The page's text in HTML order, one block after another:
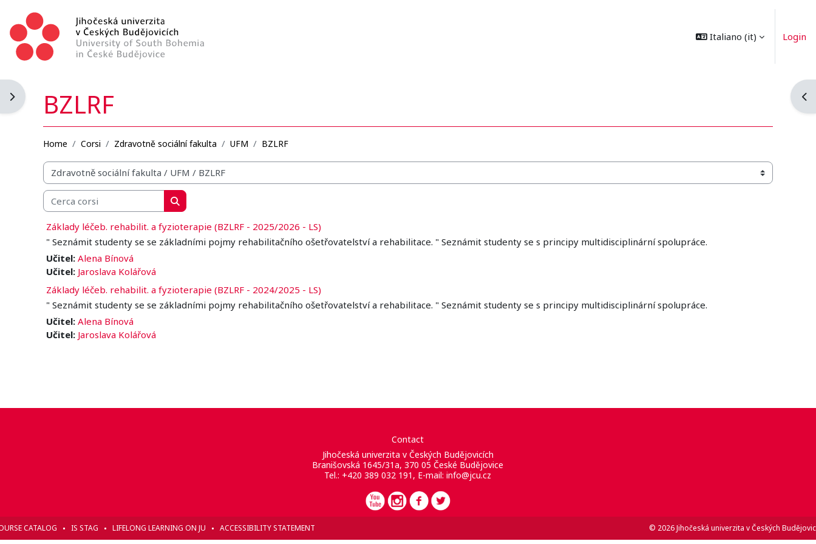
Italiano ‎(it)‎ Login
Apri il cassetto del blocco
BZLRF
Home Corsi Zdravotně sociální fakulta UFM BZLRF
Categorie di corso
Cerca corsi
Cerca corsi
Základy léčeb. rehabilit. a fyzioterapie (BZLRF - 2025/2026 - LS)
" Seznámit studenty se se základními pojmy rehabilitačního ošetřovatelství a rehabilitace. " Seznámit studenty se s principy multidisciplinární spolupráce.
Učitel: Alena Bínová
Učitel: Jaroslava Kolářová
Základy léčeb. rehabilit. a fyzioterapie (BZLRF - 2024/2025 - LS)
" Seznámit studenty se se základními pojmy rehabilitačního ošetřovatelství a rehabilitace. " Seznámit studenty se s principy multidisciplinární spolupráce.
Učitel: Alena Bínová
Učitel: Jaroslava Kolářová
Contact
Jihočeská univerzita v Českých Budějovicích
Branišovská 1645/31a, 370 05 České Budějovice
Tel.: +420 389 032 191, E-mail: info@jcu.cz
CATALOG IS STAG LIFELONG LEARNING ON JU ACCESSIBILITY STATEMENT © 2026 Jihočeská univerzita v Českých